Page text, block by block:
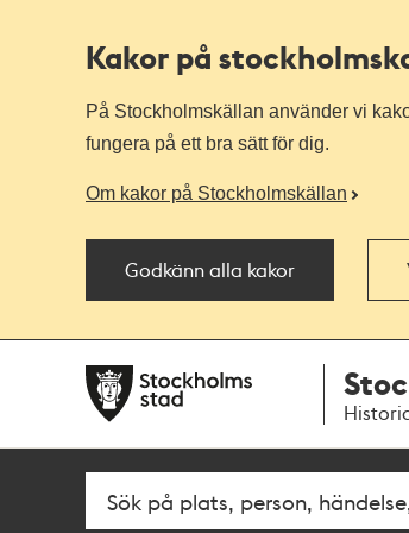
Kakor på
På Stockholmskällan använder vi
fungera på ett bra sätt för dig.
Om kakor på Stockholmskällan
Godkänn alla kakor
navigationen
huvudinnehållet
Fritextsök